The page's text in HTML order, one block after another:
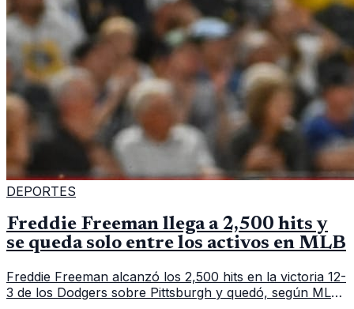
DEPORTES
Freddie Freeman llega a 2,500 hits y
se queda solo entre los activos en MLB
Freddie Freeman alcanzó los 2,500 hits en la victoria 12-
3 de los Dodgers sobre Pittsburgh y quedó, según MLB,